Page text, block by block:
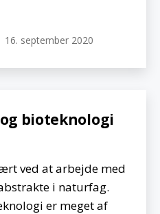
16. september 2020
bioteknologi
ved at arbejde med
i naturfag.
er meget af